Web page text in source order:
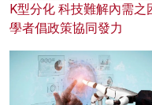
K型分化 科技難解內需之
學者倡政策協同發力